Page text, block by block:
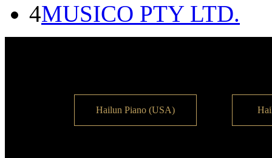
4MUSICO PTY LTD.
Hailun Piano (USA)